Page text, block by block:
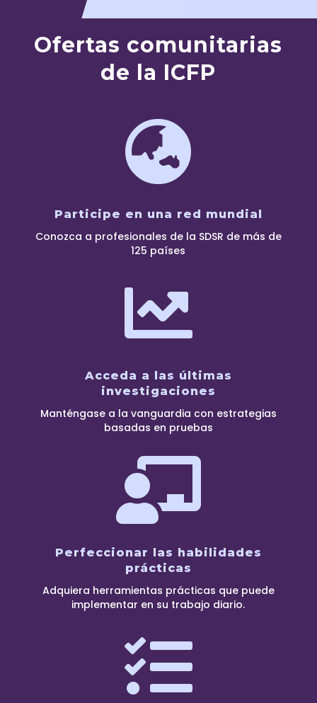
Ofertas comunitarias
de la ICFP

Participe en una red mundial
Conozca a profesionales de la SDSR de más de
125 países

Acceda a las últimas
investigaciones
Manténgase a la vanguardia con estrategias
basadas en pruebas

Perfeccionar las habilidades
prácticas
Adquiera herramientas prácticas que puede
implementar en su trabajo diario.
